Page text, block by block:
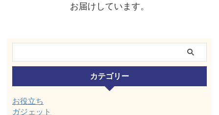
お届けしています。
カテゴリー
お役立ち
ガジェット